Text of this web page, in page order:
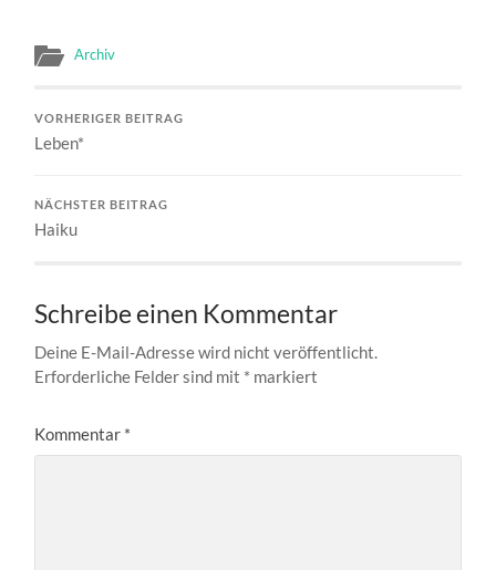
Archiv
VORHERIGER BEITRAG
Leben*
NÄCHSTER BEITRAG
Haiku
Schreibe einen Kommentar
Deine E-Mail-Adresse wird nicht veröffentlicht.
Erforderliche Felder sind mit * markiert
Kommentar *